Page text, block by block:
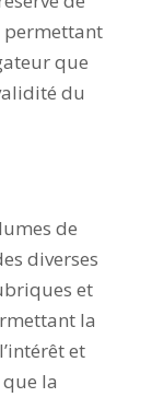
permettant
que
du
de
diverses
et
la
et
la